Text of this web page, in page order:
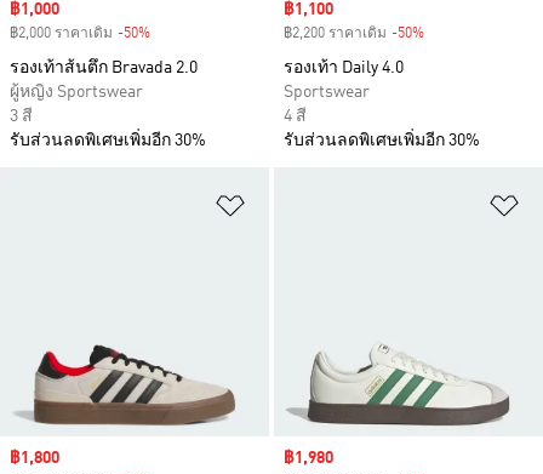
Sale price
฿1,000
฿2,000 ราคาเดิม -50%
รองเท้าส้นตึก Bravada 2.0
ผู้หญิง Sportswear
3 สี
รับส่วนลดพิเศษเพิ่มอีก 30%
Sale price
฿1,100
฿2,200 ราคาเดิม -50%
รองเท้า Daily 4.0
Sportswear
4 สี
รับส่วนลดพิเศษเพิ่มอีก 30%
Sale price
฿1,800 Sale price
฿1,980